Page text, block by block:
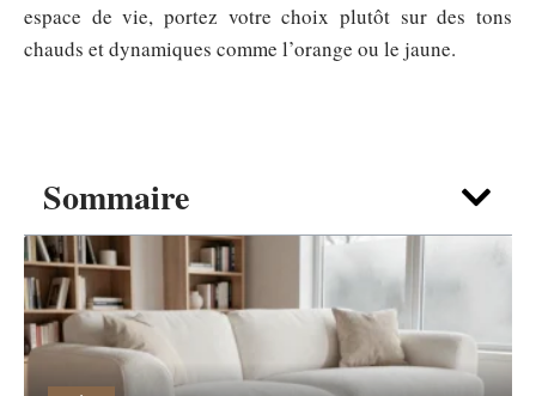
Sommaire
espace de vie, portez votre choix plutôt sur des tons
chauds et dynamiques comme l’orange ou le jaune.